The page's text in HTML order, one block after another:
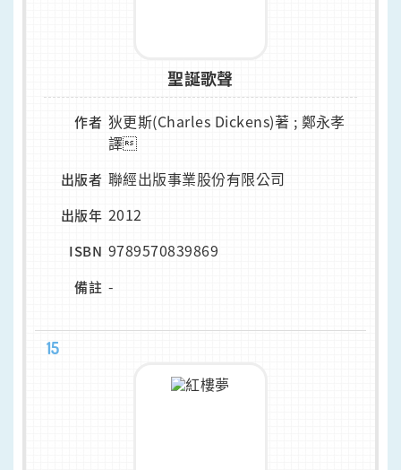
聖誕歌聲
作者 狄更斯(Charles Dickens)著 ; 鄭永孝
譯
出版者 聯經出版事業股份有限公司
出版年 2012
ISBN 9789570839869
備註 -
15